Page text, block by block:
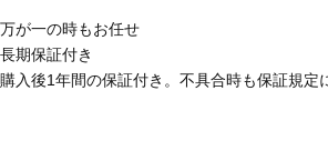
万が一の時もお任せ
長期保証付き
購入後1年間の保証付き。不具合時も保証規